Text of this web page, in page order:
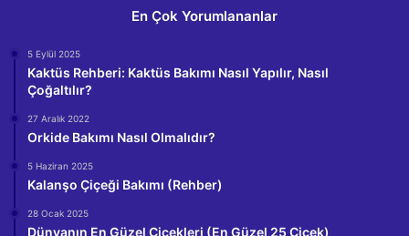
En Çok Yorumlananlar
5 Eylül 2025
Kaktüs Rehberi: Kaktüs Bakımı Nasıl Yapılır, Nasıl
Çoğaltılır?
27 Aralık 2022
Orkide Bakımı Nasıl Olmalıdır?
5 Haziran 2025
Kalanşo Çiçeği Bakımı (Rehber)
28 Ocak 2025
Dünyanın En Güzel Çiçekleri (En Güzel 25 Çiçek)